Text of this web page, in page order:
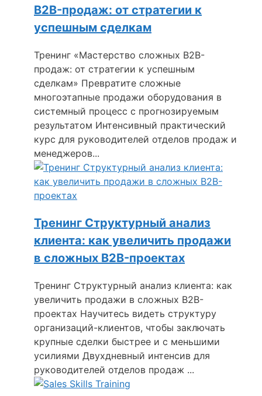
B2B-продаж: от стратегии к
успешным сделкам
Тренинг «Мастерство сложных B2B-
продаж: от стратегии к успешным
сделкам» Превратите сложные
многоэтапные продажи оборудования в
системный процесс с прогнозируемым
результатом Интенсивный практический
курс для руководителей отделов продаж и
менеджеров...
Тренинг Структурный анализ
клиента: как увеличить продажи
в сложных B2B-проектах
Тренинг Структурный анализ клиента: как
увеличить продажи в сложных B2B-
проектах Научитесь видеть структуру
организаций-клиентов, чтобы заключать
крупные сделки быстрее и с меньшими
усилиями Двухдневный интенсив для
руководителей отделов продаж ...